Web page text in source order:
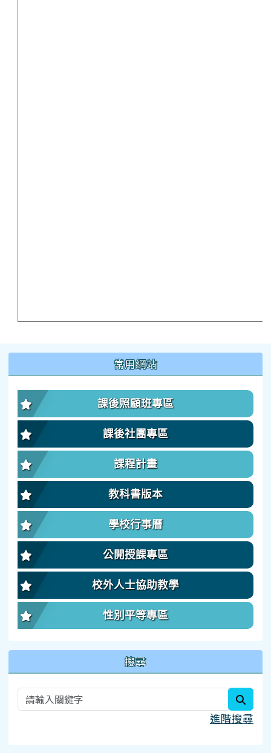
常用網站
課後照顧班專區
課後社團專區
課程計畫
教科書版本
學校行事曆
公開授課專區
校外人士協助教學
性別平等專區
搜尋
進階搜尋